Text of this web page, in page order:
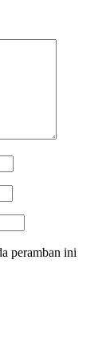
peramban ini